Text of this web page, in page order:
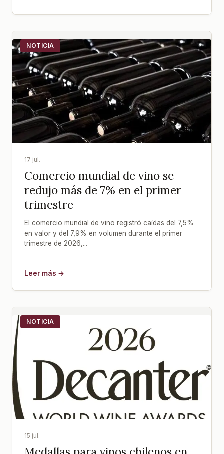
NOTICIA
17 jul.
Comercio mundial de vino se
redujo más de 7% en el primer
trimestre
El comercio mundial de vino registró caídas del 7,5%
en valor y del 7,9% en volumen durante el primer
trimestre de 2026,...
Leer más →
NOTICIA
15 jul.